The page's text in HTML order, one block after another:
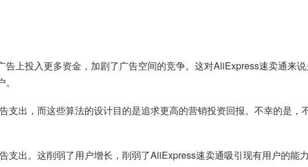
上投入更多资金，加剧了广告空间的竞争。这对AliExpress速卖通来
支出，而这些算法的设计目的是追求更高的营销投资回报。不幸的是，
出。这削弱了用户增长，削弱了AliExpress速卖通吸引现有用户的能力